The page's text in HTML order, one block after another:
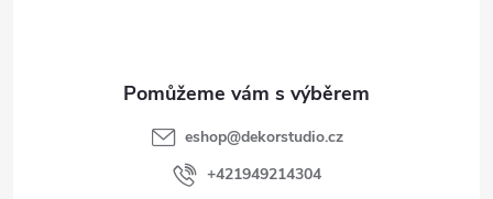
eshop@dekorstudio.cz
+421949214304